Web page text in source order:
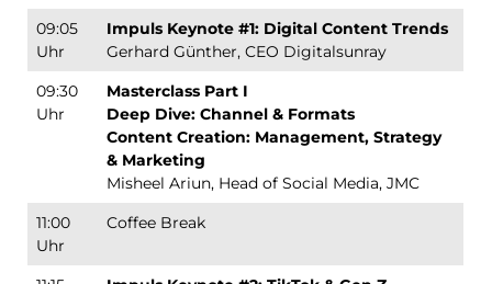
09:05
Uhr
Impuls Keynote #1: Digital Content Trends
Gerhard Günther, CEO Digitalsunray
09:30
Uhr
Masterclass Part I
Deep Dive: Channel & Formats
Content Creation: Management, Strategy
& Marketing
Misheel Ariun, Head of Social Media, JMC
11:00
Uhr
Coffee Break